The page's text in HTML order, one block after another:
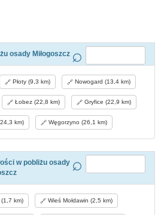
osady Miłogoszcz
Płoty (9,3 km) Nowogard (13,4 km)
Łobez (22,8 km) Gryfice (22,9 km)
km) Węgorzyno (26,1 km)
w pobliżu osady
km) Wieś Mołdawin (2,5 km)